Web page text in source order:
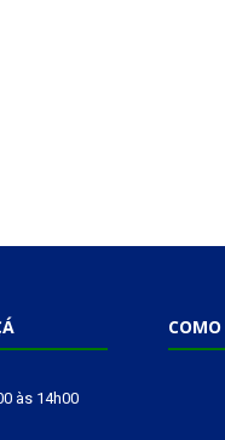
às 14h00
COMO